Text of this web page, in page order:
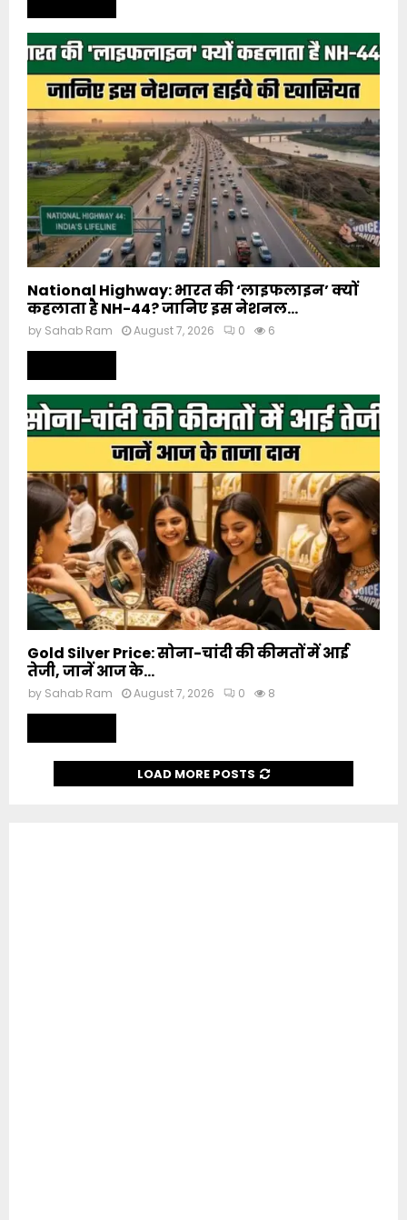
National Highway: भारत की ‘लाइफलाइन’ क्यों
कहलाता है NH-44? जानिए इस नेशनल...
by Sahab Ram August 7, 2026 0 6
Gold Silver Price: सोना-चांदी की कीमतों में आई
तेजी, जानें आज के...
by Sahab Ram August 7, 2026 0 8
LOAD MORE POSTS